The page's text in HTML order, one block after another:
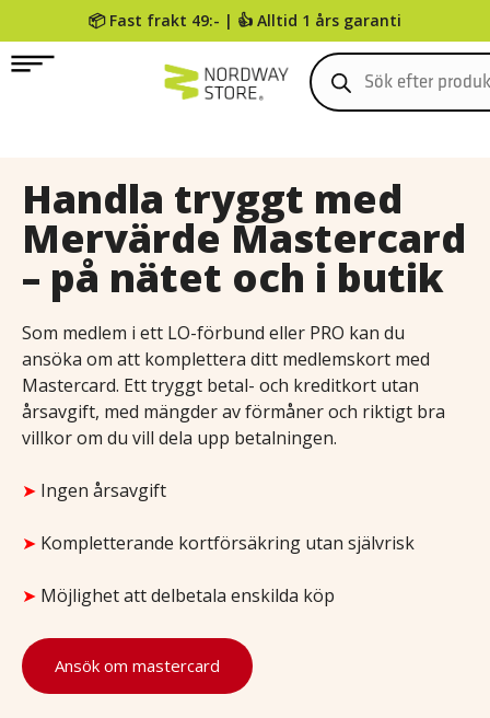
📦 Fast frakt 49:- | 👍 Alltid 1 års garanti
0
Handla tryggt med
Mervärde Mastercard
– på nätet och i butik
Som medlem i ett LO-förbund eller PRO kan du
ansöka om att komplettera ditt medlemskort med
Mastercard. Ett tryggt betal- och kreditkort utan
årsavgift, med mängder av förmåner och riktigt bra
villkor om du vill dela upp betalningen.
➤ Ingen årsavgift
➤ Kompletterande kortförsäkring utan självrisk
➤ Möjlighet att delbetala enskilda köp
Ansök om mastercard